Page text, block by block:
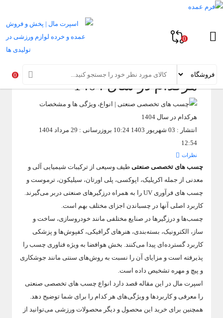
0
0
چسب های تخصصی صنعتی |
انواع، ویژگی ها و مشخصات
هرکدام در سال 1404
انتشار : 03 شهریور 1403 10:24
بروزرسانی : 29 مرداد 1404
12:54
نظرات
چسب های تخصصی صنعتی طیف وسیعی از ترکیبات شیمیایی آلی و
معدنی از جمله اکریلیک، اپوکسی، پلی اورتان، سیلیکون، ترموست و
چسب های فرآوری UV را به همراه درزگیرهای صنعتی دربر می‌گیرند.
کاربرد اصلی آنها در چسباندن اجزای مختلف بهم است.
چسب‌ها و درزگیرها در صنایع مختلفی مانند خودروسازی، ساخت و
ساز، الکترونیک، بسته‌بندی، هنرهای گرافیکی، کفپوش‌ها و پزشکی
کاربرد گسترده‌ای پیدا می‌کنند. بخش هوافضا به ویژه فناوری چسب را
پذیرفته است و مزایای آن را نسبت به روش‌های سنتی مانند جوشکاری
و پیچ و مهره تشخیص داده است.
اسپرت مال در این مقاله قصد دارد انواع چسب‌ های تخصصی صنعتی
را معرفی و کاربردها و ویژگی‌های هر کدام را برای شما توضیح دهد.
همچنین برای خرید این محصول و دیگر محصولات ورزشی می‌توانید از